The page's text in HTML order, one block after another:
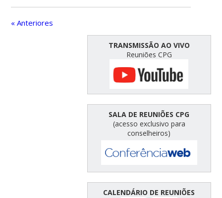
« Anteriores
TRANSMISSÃO AO VIVO
Reuniões CPG
SALA DE REUNIÕES CPG
(acesso exclusivo para
conselheiros)
CALENDÁRIO DE REUNIÕES